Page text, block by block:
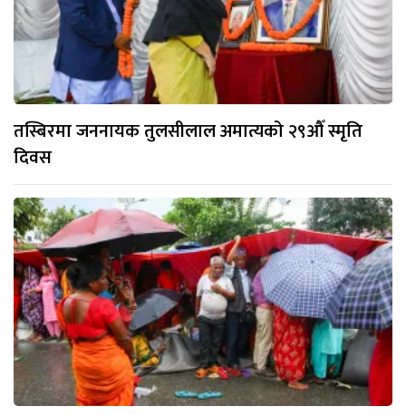
तस्बिरमा जननायक तुलसीलाल अमात्यको २९औँ स्मृति
दिवस